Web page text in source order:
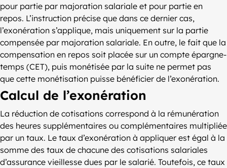
pour partie par majoration salariale et pour partie en
repos. L’instruction précise que dans ce dernier cas,
l’exonération s’applique, mais uniquement sur la partie
compensée par majoration salariale. En outre, le fait que la
compensation en repos soit placée sur un compte épargne-
temps (CET), puis monétisée par la suite ne permet pas
que cette monétisation puisse bénéficier de l’exonération.
Calcul de l’exonération
La réduction de cotisations correspond à la rémunération
des heures supplémentaires ou complémentaires multipliée
par un taux. Le taux d’exonération à appliquer est égal à la
somme des taux de chacune des cotisations salariales
d’assurance vieillesse dues par le salarié. Toutefois, ce taux